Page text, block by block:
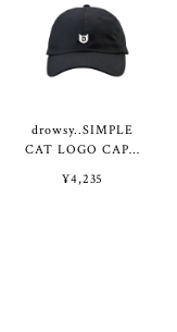
drowsy..SIMPLE
CAT LOGO CAP /
¥4,235